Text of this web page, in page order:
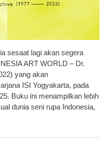
sesaat lagi akan segera
ART WORLD – Dr.
yang akan
ISI Yogyakarta, pada
Buku ini menampilkan lebih
dunia seni rupa Indonesia,